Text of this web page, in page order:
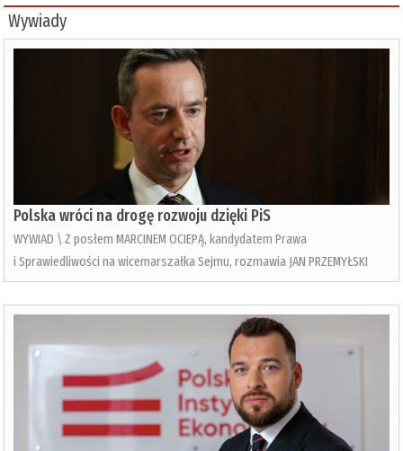
Wywiady
Polska wróci na drogę rozwoju dzięki PiS
WYWIAD \ Z posłem MARCINEM OCIEPĄ, kandydatem Prawa
i Sprawiedliwości na wicemarszałka Sejmu, rozmawia JAN PRZEMYŁSKI